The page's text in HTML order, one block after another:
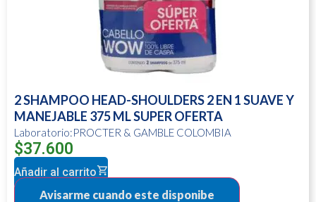
2 SHAMPOO HEAD-SHOULDERS 2 EN 1 SUAVE Y
MANEJABLE 375 ML SUPER OFERTA
Laboratorio:PROCTER & GAMBLE COLOMBIA
$37.600
Añadir al carrito